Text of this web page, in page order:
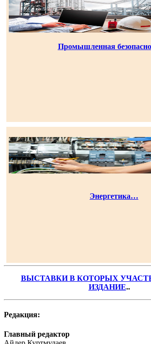
Промышленная
Энергетика…
ВЫСТАВКИ В КОТОРЫХ
ИЗДАНИЕ..
Редакция:
Главный редактор